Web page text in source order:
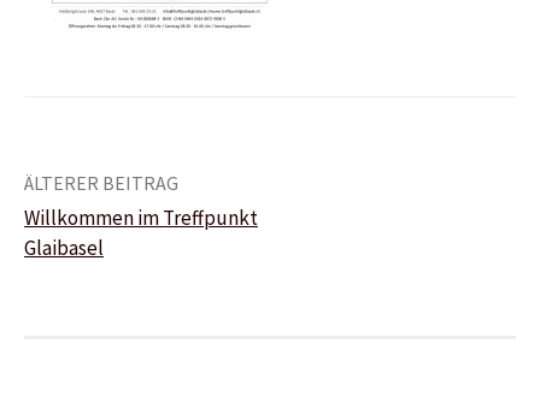
Beitrags-
Navigation
ÄLTERER BEITRAG
Willkommen im Treffpunkt
Glaibasel